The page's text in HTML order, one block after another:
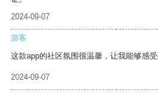
2024-09-07
游客
这款app的社区氛围很温馨，让我能够感受
2024-09-07